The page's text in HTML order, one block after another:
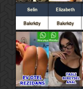
Selin
Bakırköy
Elizabeth
Bakırköy